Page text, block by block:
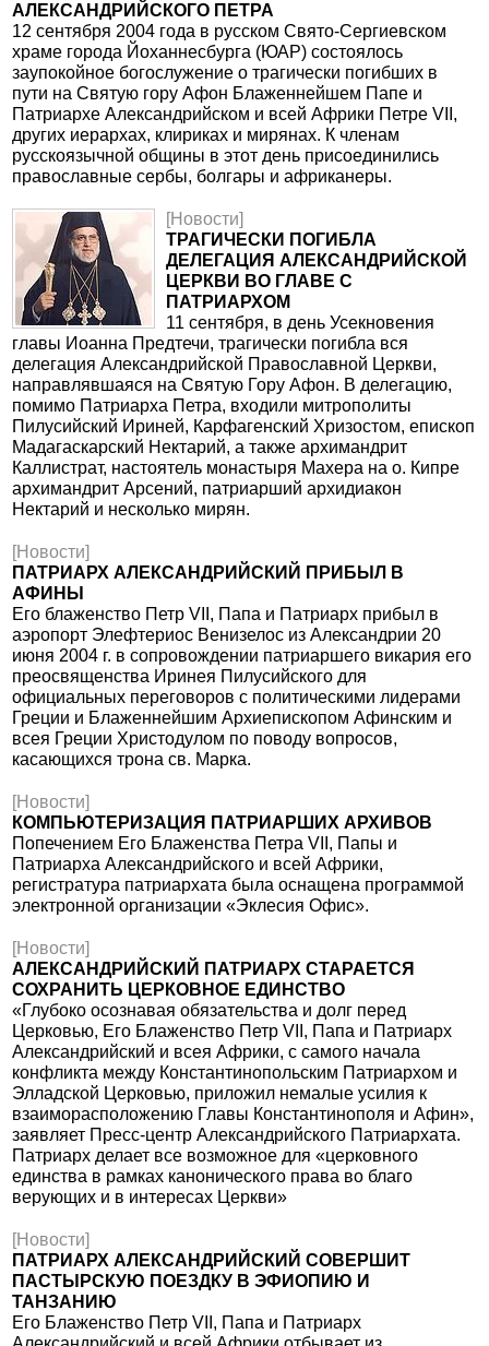
АЛЕКСАНДРИЙСКОГО ПЕТРА
12 сентября 2004 года в русском Свято-Сергиевском
храме города Йоханнесбурга (ЮАР) состоялось
заупокойное богослужение о трагически погибших в
пути на Святую гору Афон Блаженнейшем Папе и
Патриархе Александрийском и всей Африки Петре VII,
других иерархах, клириках и мирянах. К членам
русскоязычной общины в этот день присоединились
православные сербы, болгары и африканеры.
[Новости]
ТРАГИЧЕСКИ ПОГИБЛА
ДЕЛЕГАЦИЯ АЛЕКСАНДРИЙСКОЙ
ЦЕРКВИ ВО ГЛАВЕ С
ПАТРИАРХОМ
11 сентября, в день Усекновения
главы Иоанна Предтечи, трагически погибла вся
делегация Александрийской Православной Церкви,
направлявшаяся на Святую Гору Афон. В делегацию,
помимо Патриарха Петра, входили митрополиты
Пилусийский Ириней, Карфагенский Хризостом, епископ
Мадагаскарский Нектарий, а также архимандрит
Каллистрат, настоятель монастыря Махера на о. Кипре
архимандрит Арсений, патриарший архидиакон
Нектарий и несколько мирян.
[Новости]
ПАТРИАРХ АЛЕКСАНДРИЙСКИЙ ПРИБЫЛ В
АФИНЫ
Его блаженство Петр VII, Папа и Патриарх прибыл в
аэропорт Элефтериос Венизелос из Александрии 20
июня 2004 г. в сопровождении патриаршего викария его
преосвященства Иринея Пилусийского для
официальных переговоров с политическими лидерами
Греции и Блаженнейшим Архиепископом Афинским и
всея Греции Христодулом по поводу вопросов,
касающихся трона св. Марка.
[Новости]
КОМПЬЮТЕРИЗАЦИЯ ПАТРИАРШИХ АРХИВОВ
Попечением Его Блаженства Петра VII, Папы и
Патриарха Александрийского и всей Африки,
регистратура патриархата была оснащена программой
электронной организации «Эклесия Офис».
[Новости]
АЛЕКСАНДРИЙСКИЙ ПАТРИАРХ СТАРАЕТСЯ
СОХРАНИТЬ ЦЕРКОВНОЕ ЕДИНСТВО
«Глубоко осознавая обязательства и долг перед
Церковью, Его Блаженство Петр VII, Папа и Патриарх
Александрийский и всея Африки, с самого начала
конфликта между Константинопольским Патриархом и
Элладской Церковью, приложил немалые усилия к
взаиморасположению Главы Константинополя и Афин»,
заявляет Пресс-центр Александрийского Патриархата.
Патриарх делает все возможное для «церковного
единства в рамках канонического права во благо
верующих и в интересах Церкви»
[Новости]
ПАТРИАРХ АЛЕКСАНДРИЙСКИЙ СОВЕРШИТ
ПАСТЫРСКУЮ ПОЕЗДКУ В ЭФИОПИЮ И
ТАНЗАНИЮ
Его Блаженство Петр VII, Папа и Патриарх